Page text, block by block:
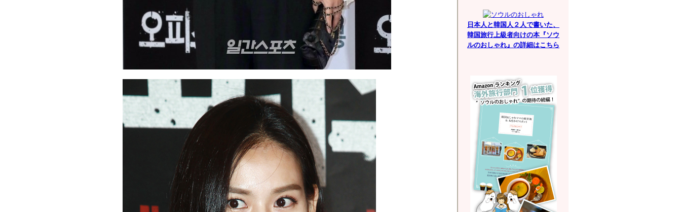
日本人と韓国人２人で書いた、
韓国旅行上級者向けの本『ソウ
ルのおしゃれ』の詳細はこちら